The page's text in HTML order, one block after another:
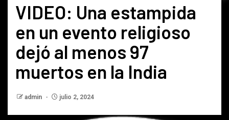
VIDEO: Una estampida
en un evento religioso
dejó al menos 97
muertos en la India
admin julio 2, 2024